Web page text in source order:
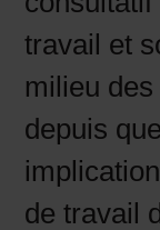
travail et
milieu
depuis
de travail